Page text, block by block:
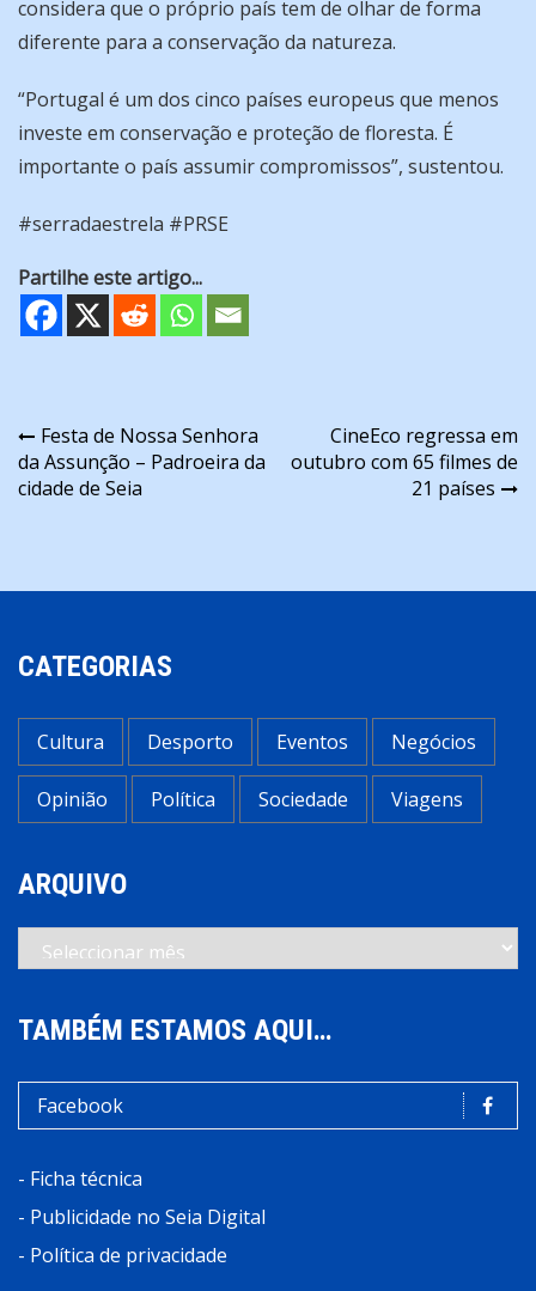
considera que o próprio país tem de olhar de forma
diferente para a conservação da natureza.
“Portugal é um dos cinco países europeus que menos
investe em conservação e proteção de floresta. É
importante o país assumir compromissos”, sustentou.
#serradaestrela #PRSE
Partilhe este artigo...
Navegação
de
Festa de Nossa Senhora
da Assunção – Padroeira da
cidade de Seia
CineEco regressa em
outubro com 65 filmes de
21 países
CATEGORIAS
Cultura Desporto Eventos Negócios
Opinião Política Sociedade Viagens
ARQUIVO
Arquivo
TAMBÉM ESTAMOS AQUI…
Facebook
- Ficha técnica
- Publicidade no Seia Digital
- Política de privacidade